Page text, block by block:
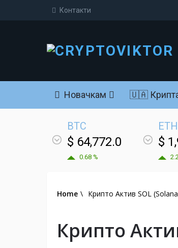
Контакти
Новачкам 🇺🇦 Крипта
BTC
$ 64,772.0
0.68 %
ETH
$
Home \ Крипто Актив SOL
Крипто